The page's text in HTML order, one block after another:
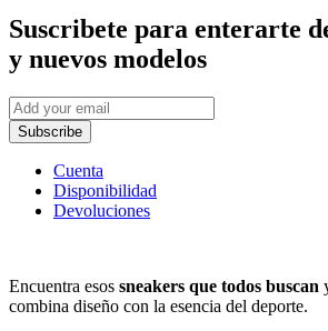
Suscribete para enterarte
y nuevos modelos
Subscribe
Cuenta
Disponibilidad
Devoluciones
Encuentra esos sneakers que todos buscan
combina diseño con la esencia del deporte.